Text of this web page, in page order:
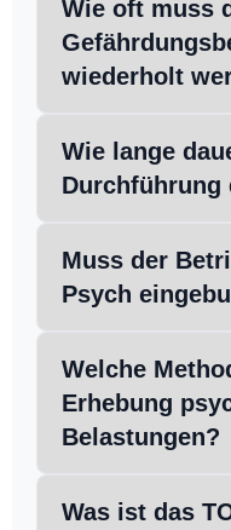
Wie oft muss
wiederholt
Wie lange
Durchführung
Muss der
Psych
Welche
Erhebung
Belastungen?
Was ist das